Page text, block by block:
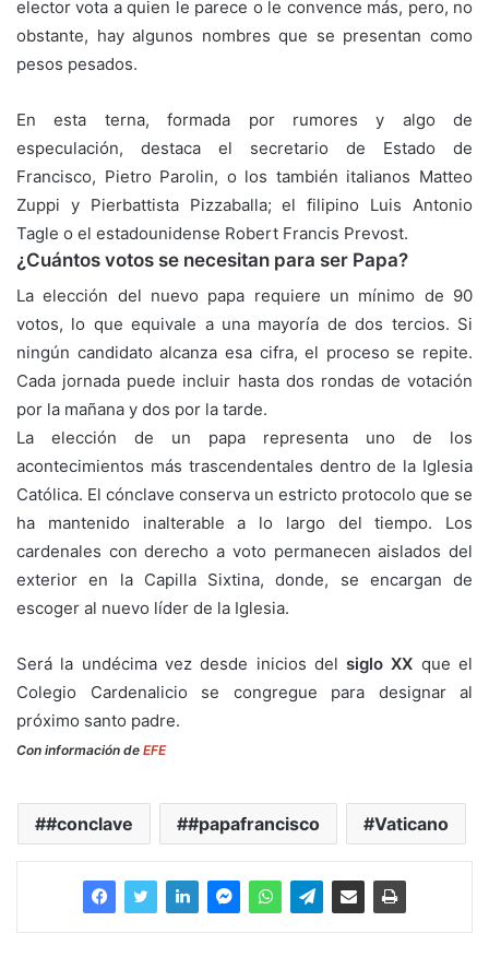
elector vota a quien le parece o le convence más, pero, no
obstante, hay algunos nombres que se presentan como
pesos pesados.
En esta terna, formada por rumores y algo de
especulación, destaca el secretario de Estado de
Francisco, Pietro Parolin, o los también italianos Matteo
Zuppi y Pierbattista Pizzaballa; el filipino Luis Antonio
Tagle o el estadounidense Robert Francis Prevost.
¿Cuántos votos se necesitan para ser Papa?
La elección del nuevo papa requiere un mínimo de 90
votos, lo que equivale a una mayoría de dos tercios. Si
ningún candidato alcanza esa cifra, el proceso se repite.
Cada jornada puede incluir hasta dos rondas de votación
por la mañana y dos por la tarde.
La elección de un papa representa uno de los
acontecimientos más trascendentales dentro de la Iglesia
Católica. El cónclave conserva un estricto protocolo que se
ha mantenido inalterable a lo largo del tiempo. Los
cardenales con derecho a voto permanecen aislados del
exterior en la Capilla Sixtina, donde, se encargan de
escoger al nuevo líder de la Iglesia.
Será la undécima vez desde inicios delsiglo XX que el
Colegio Cardenalicio se congregue para designar al
próximo santo padre.
Con información de EFE
#conclave #papafrancisco Vaticano